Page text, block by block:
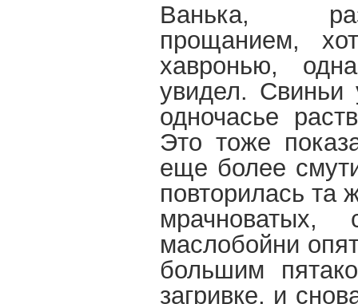
Ванька,
прощанием,
хавронью,
увидел.
одночасье
Это тоже
еще более
повторилась та
мрачноватых,
маслобойни
большим
загривке, и